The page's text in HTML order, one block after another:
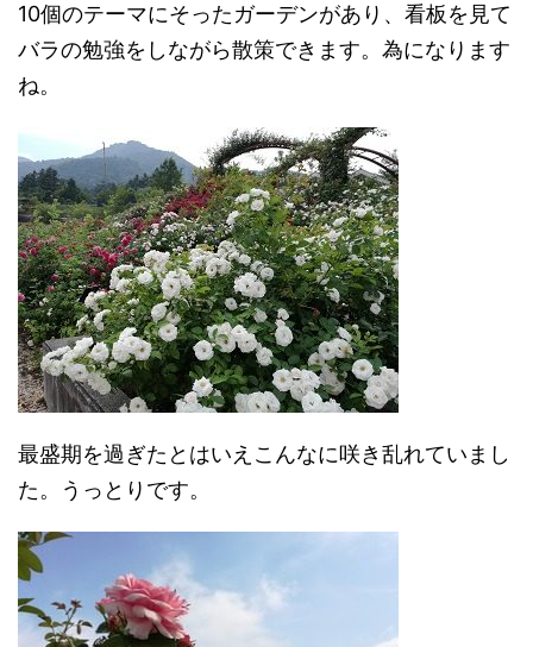
10個のテーマにそったガーデンがあり、看板を見て
バラの勉強をしながら散策できます。為になります
ね。
最盛期を過ぎたとはいえこんなに咲き乱れていまし
た。うっとりです。